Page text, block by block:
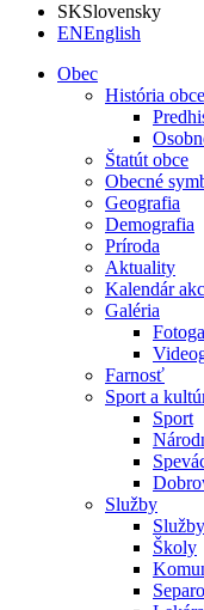
SKSlovensky
ENEnglish
Obec
História obce
Štatút obce
Obecné
Geografia
Demografia
Príroda
Aktuality
Kalendár
Galéria
Farnosť
Sport a
Sport
Služby
Školy